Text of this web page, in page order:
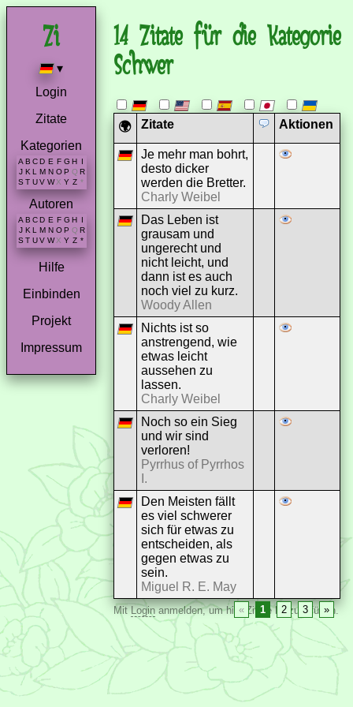
▾
Login
Zitate
Kategorien
A B C D E F G H I
J K L M N O P Q R
S T U V W X Y Z *
Autoren
A B C D E F G H
J K L M N O P Q R
S T U V W X Y Z *
Hilfe
Einbinden
Projekt
Impressum
14 Zitate für die Kategorie
Schwer
🌍 Zitate Aktionen
Je mehr man bohrt,
desto dicker
werden die Bretter.
Charly Weibel
Das Leben ist
grausam und
ungerecht und
nicht leicht, und
dann ist es auch
noch viel zu kurz.
Woody Allen
Nichts ist so
anstrengend, wie
etwas leicht
aussehen zu
lassen.
Charly Weibel
Noch so ein Sieg
und wir sind
verloren!
Pyrrhus of Pyrrhos
I.
Den Meisten fällt
es viel schwerer
sich für etwas zu
entscheiden, als
gegen etwas zu
sein.
Miguel R. E. May
« 1 2 3 »
MitLoginanmelden, um hier Zitate hinzuzufügen.